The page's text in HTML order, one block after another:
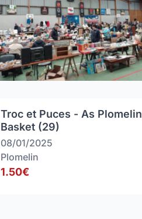
Troc et Puces - As Plomelin
Basket (29)
08/01/2025
Plomelin
1.50€